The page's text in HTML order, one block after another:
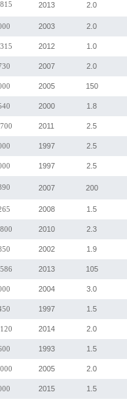
2013 2.0
2003 2.0
2012 1.0
2007 2.0
2005 150
2000 1.8
2011 2.5
1997 2.5
1997 2.5
2007 200
2008 1.5
2010 2.3
2002 1.9
2013 105
2004 3.0
1997 1.5
2014 2.0
1993 1.5
2005 2.0
2015 1.5